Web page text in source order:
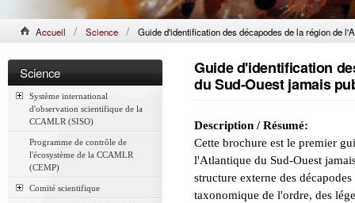
Accueil Science Guide d'identification des décapodes de la région de
Science
Système international
d'observation scientifique de la
CCAMLR (SISO)
Programme de contrôle de
l'écosystème de la CCAMLR
(CEMP)
Comité scientifique
Guide d'identification
du Sud-Ouest jamais
Description / Résumé:
Cette brochure est le premier
l'Atlantique du Sud-Ouest
structure externe des
taxonomique de l'ordre, des